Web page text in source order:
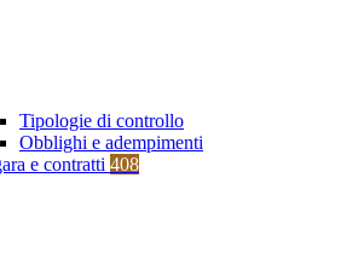
Tipologie di controllo
Obblighi e adempimenti
e contratti 408